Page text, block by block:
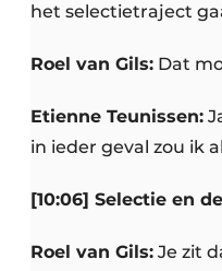
het selectietraject
Roel van Gils: Dat
Etienne Teunissen:
in ieder geval zou ik
[10:06] Selectie en
Roel van Gils: Je zit